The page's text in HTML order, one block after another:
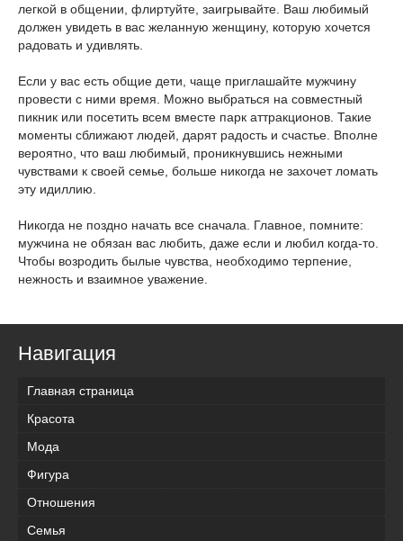
легкой в общении, флиртуйте, заигрывайте. Ваш любимый
должен увидеть в вас желанную женщину, которую хочется
радовать и удивлять.
Если у вас есть общие дети, чаще приглашайте мужчину
провести с ними время. Можно выбраться на совместный
пикник или посетить всем вместе парк аттракционов. Такие
моменты сближают людей, дарят радость и счастье. Вполне
вероятно, что ваш любимый, проникнувшись нежными
чувствами к своей семье, больше никогда не захочет ломать
эту идиллию.
Никогда не поздно начать все сначала. Главное, помните:
мужчина не обязан вас любить, даже если и любил когда-то.
Чтобы возродить былые чувства, необходимо терпение,
нежность и взаимное уважение.
Навигация
Главная страница
Красота
Мода
Фигура
Отношения
Семья